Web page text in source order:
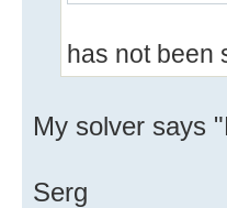
has not been
My solver says
Serg